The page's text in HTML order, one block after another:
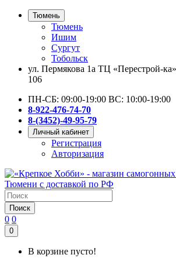
Тюмень
Тюмень
Ишим
Сургут
Тобольск
ул. Пермякова 1а ТЦ «Перестрой-
106
ПН-СБ: 09:00-19:00 ВС: 10:00-19:00
8-922-476-74-70
8-(3452)-49-95-79
Личный кабинет
Регистрация
Авторизация
Поиск
0 0
0
В корзине пусто!